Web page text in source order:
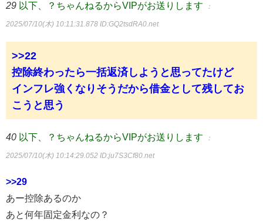
29 以下、？ちゃんねるからVIPがお送りします ：
2025/07/10(木) 10:11:31.878 ID:GQ2tsdRA0.net
>>22
控除終わったら一括返済しようと思ってたけど
インフレ強くなりそうだから借金として残してお
こうと思う
40 以下、？ちゃんねるからVIPがお送りします ：
2025/07/10(木) 10:14:29.052 ID:ju7S3Cf80.net
>>29
あー控除あるのか
あと何年固定金利なの？